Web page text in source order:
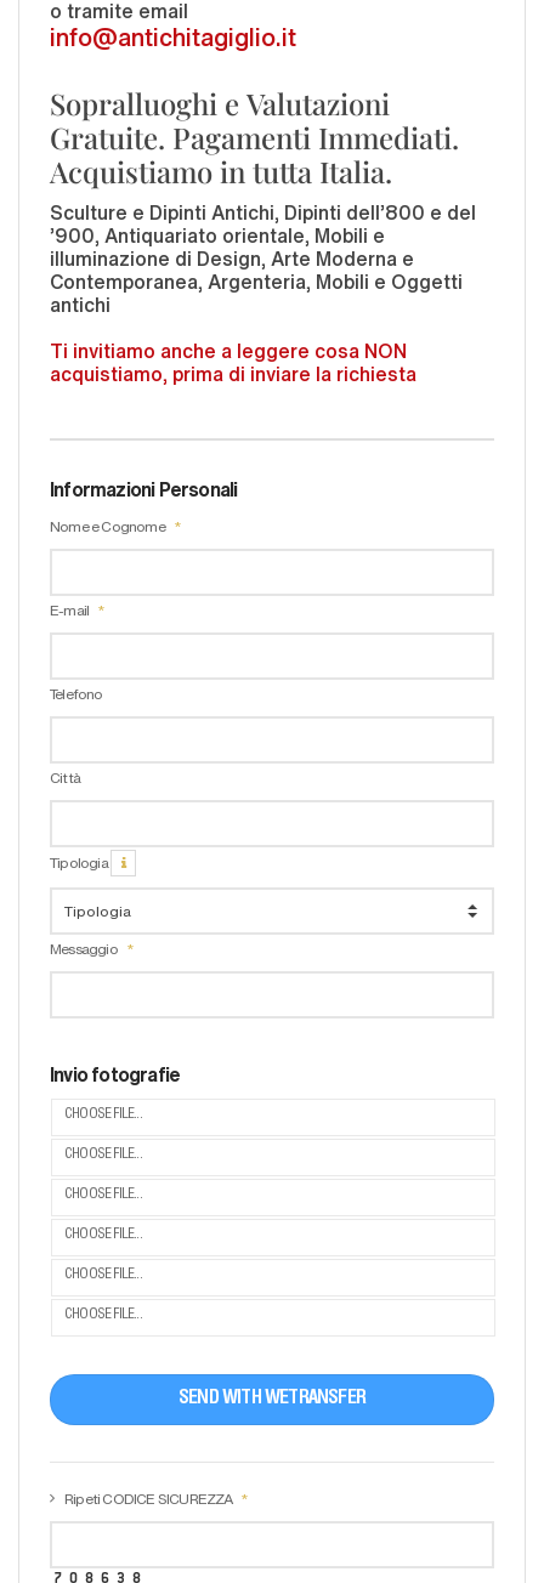
o tramite email
info@antichitagiglio.it
Sopralluoghi e Valutazioni
Gratuite. Pagamenti Immediati.
Acquistiamo in tutta Italia.
Sculture e Dipinti Antichi, Dipinti dell'800 e del
'900, Antiquariato orientale, Mobili e
illuminazione di Design, Arte Moderna e
Contemporanea, Argenteria, Mobili e Oggetti
antichi
Ti invitiamo anche a leggere cosa NON
acquistiamo, prima di inviare la richiesta
Informazioni Personali
Nome e Cognome
E-mail
Telefono
Città
Tipologia
Messaggio
Invio fotografie
CHOOSE FILE...
CHOOSE FILE...
CHOOSE FILE...
CHOOSE FILE...
CHOOSE FILE...
CHOOSE FILE...
SEND WITH WETRANSFER
Ripeti CODICE SICUREZZA